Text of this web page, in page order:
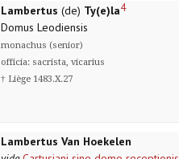
Lambertus (de) Ty(e)la4
Domus Leodiensis
monachus (senior)
officia: sacrista, vicarius
† Liège 1483.X.27
Lambertus Van Hoekelen